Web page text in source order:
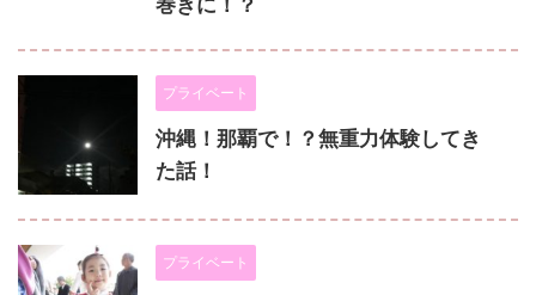
巻きに！？
プライベート
沖縄！那覇で！？無重力体験してき
た話！
プライベート